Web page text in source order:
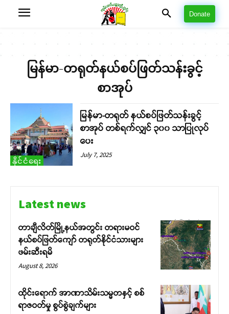
Donate
မြန်မာ-တရုတ်နယ်စပ်ဖြတ်သန်းခွင့်
စာအုပ်
နိုင်ငံရေး
မြန်မာ-တရုတ် နယ်စပ်ဖြတ်သန်းခွင့်
စာအုပ် တစ်ရက်လျှင် ၃၀၀ သာပြုလုပ်
ပေး
July 7, 2025
Latest news
တာချီလိတ်မြို့နယ်အတွင်း တရားမဝင်
နယ်စပ်ဖြတ်ကျော် တရုတ်နိုင်ငံသားများ
ဖမ်းဆီးရမိ
August 8, 2026
ထိုင်းရောက် အာဏာသိမ်းသမ္မတနှင့် စစ်
ရာဇဝတ်မှု စွပ်စွဲချက်များ